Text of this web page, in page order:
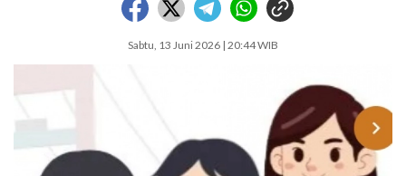
Sabtu, 13 Juni 2026 | 20:44 WIB